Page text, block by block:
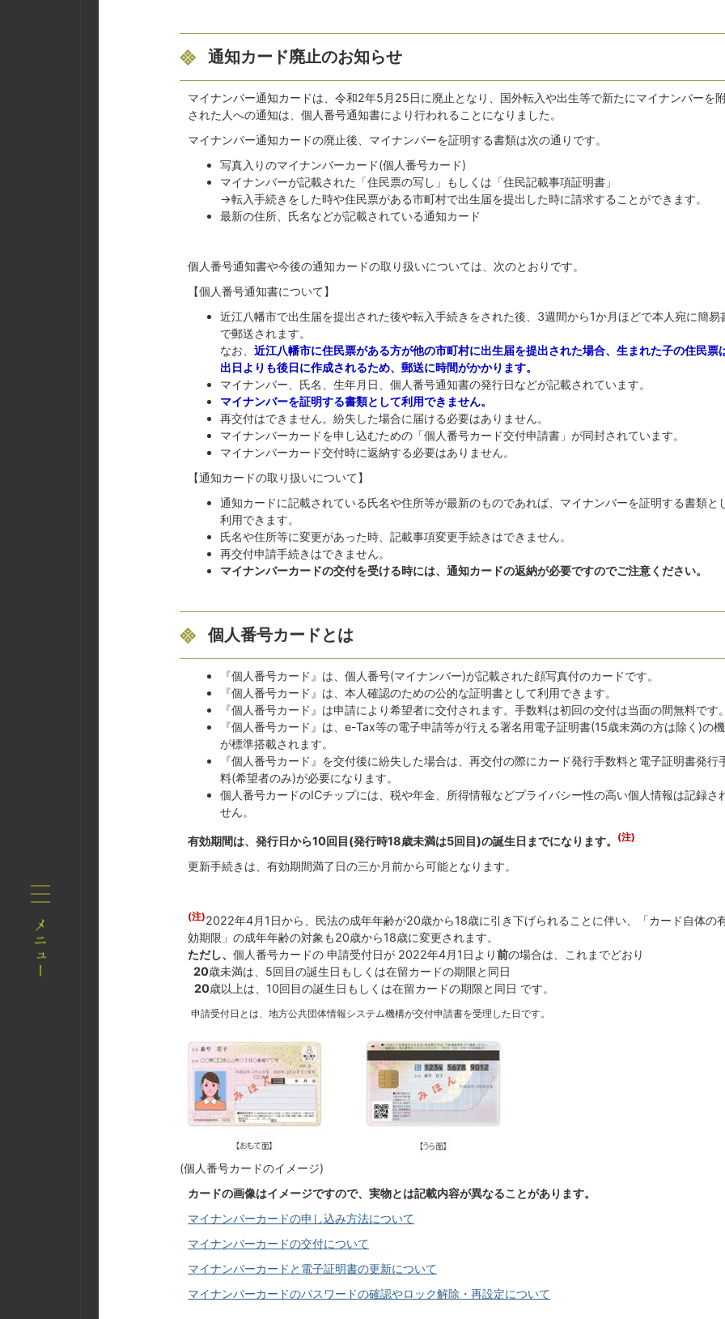
通知カード廃止のお知らせ
マイナンバー通知カードは、令和2年5月25日に廃止となり、国外転入や出生等で新たにマイナンバーを
された人への通知は、個人番号通知書により行われることになりました。
マイナンバー通知カードの廃止後、マイナンバーを証明する書類は次の通りです。
写真入りのマイナンバーカード(個人番号カード)
マイナンバーが記載された「住民票の写し」もしくは「住民記載事項証明書」
→転入手続きをした時や住民票がある市町村で出生届を提出した時に請求することができます。
最新の住所、氏名などが記載されている通知カード
個人番号通知書や今後の通知カードの取り扱いについては、次のとおりです。
【個人番号通知書について】
近江八幡市で出生届を提出された後や転入手続きをされた後、3週間から1か月ほどで本人宛に簡易
で郵送されます。
なお、近江八幡市に住民票がある方が他の市町村に出生届を提出された場合、生まれた子の住民票
出日よりも後日に作成されるため、郵送に時間がかかります。
マイナンバー、氏名、生年月日、個人番号通知書の発行日などが記載されています。
マイナンバーを証明する書類として利用できません。
再交付はできません。紛失した場合に届ける必要はありません。
マイナンバーカードを申し込むための「個人番号カード交付申請書」が同封されています。
マイナンバーカード交付時に返納する必要はありません。
【通知カードの取り扱いについて】
通知カードに記載されている氏名や住所等が最新のものであれば、マイナンバーを証明する書類と
利用できます。
氏名や住所等に変更があった時、記載事項変更手続きはできません。
再交付申請手続きはできません。
マイナンバーカードの交付を受ける時には、通知カードの返納が必要ですのでご注意ください。
個人番号カードとは
『個人番号カード』は、個人番号(マイナンバー)が記載された顔写真付のカードです。
『個人番号カード』は、本人確認のための公的な証明書として利用できます。
『個人番号カード』は申請により希望者に交付されます。手数料は初回の交付は当面の間無料です
『個人番号カード』は、e-Tax等の電子申請等が行える署名用電子証明書(15歳未満の方は除く)の
が標準搭載されます。
『個人番号カード』を交付後に紛失した場合は、再交付の際にカード発行手数料と電子証明書発行
料(希望者のみ)が必要になります。
個人番号カードのICチップには、税や年金、所得情報などプライバシー性の高い個人情報は記録さ
せん。
有効期間は、発行日から10回目(発行時18歳未満は5回目)の誕生日までになります。 (注)
更新手続きは、有効期間満了日の三か月前から可能となります。
(注)2022年4月1日から、民法の成年年齢が20歳から18歳に引き下げられることに伴い、「カード自体の
効期限」の成年年齢の対象も20歳から18歳に変更されます。
ただし、 個人番号カードの 申請受付日が 2022年4月1日より前の場合は、これまでどおり
20歳未満は、5回目の誕生日もしくは在留カードの期限と同日
20歳以上は、10回目の誕生日もしくは在留カードの期限と同日 です。
申請受付日とは、地方公共団体情報システム機構が交付申請書を受理した日です。
(個人番号カードのイメージ)
カードの画像はイメージですので、実物とは記載内容が異なることがあります。
マイナンバーカードの申し込み方法について
マイナンバーカードの交付について
マイナンバーカードと 電子証明書の更新について
マイナンバーカードのパスワードの確認やロック解除・再設定について